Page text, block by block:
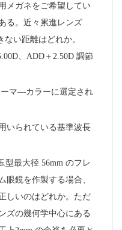
メガネをご希望してい
る。近々累進レンズ
ない距離はどれか。
、ADD＋2.50D 調節
ーマ―カラーに選定され
いられている基準波長
型最大径 56mm のフレ
眼鏡を作製する場合、
しいのはどれか。ただ
ズの幾何学中心にある